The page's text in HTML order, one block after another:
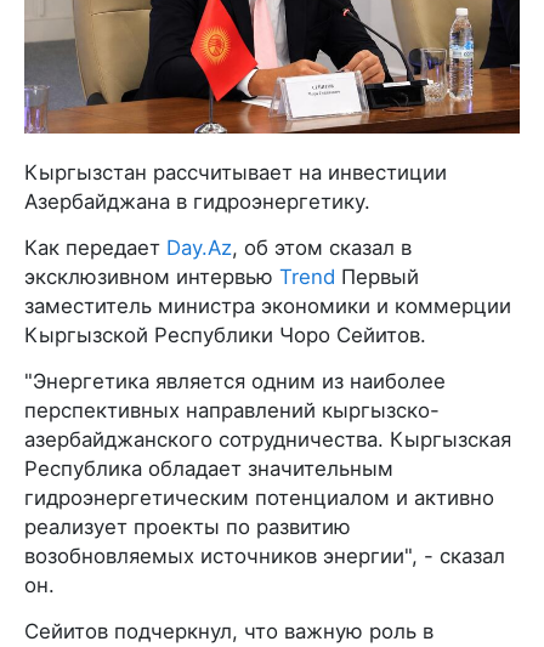
Кыргызстан рассчитывает на инвестиции
Азербайджана в гидроэнергетику.
Как передает Day.Az, об этом сказал в
эксклюзивном интервью Trend Первый
заместитель министра экономики и коммерции
Кыргызской Республики Чоро Сейитов.
"Энергетика является одним из наиболее
перспективных направлений кыргызско-
азербайджанского сотрудничества. Кыргызская
Республика обладает значительным
гидроэнергетическим потенциалом и активно
реализует проекты по развитию
возобновляемых источников энергии", - сказал
он.
Сейитов подчеркнул, что важную роль в